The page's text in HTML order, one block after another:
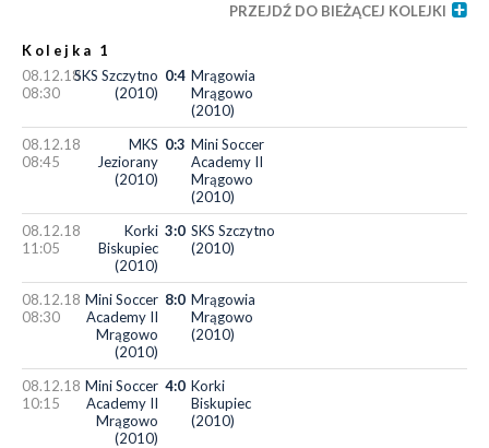
PRZEJDŹ DO BIEŻĄCEJ KOLEJKI
Kolejka 1
08.12.18
08:30
SKS Szczytno
(2010)
0:4 Mrągowia
Mrągowo
(2010)
08.12.18
08:45
MKS
Jeziorany
(2010)
0:3 Mini Soccer
Academy II
Mrągowo
(2010)
08.12.18
11:05
Korki
Biskupiec
(2010)
3:0 SKS Szczytno
(2010)
08.12.18
08:30
Mini Soccer
Academy II
Mrągowo
(2010)
8:0 Mrągowia
Mrągowo
(2010)
08.12.18
10:15
Mini Soccer
Academy II
Mrągowo
(2010)
4:0 Korki
Biskupiec
(2010)